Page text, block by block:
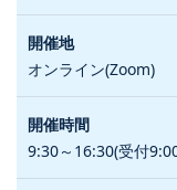
オンライン(Zoom)
9:30～16:30(受付